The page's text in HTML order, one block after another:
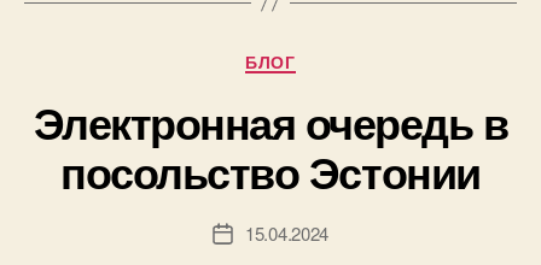
Рубрики
БЛОГ
Электронная очередь в
посольство Эстонии
Дата15.04.2024